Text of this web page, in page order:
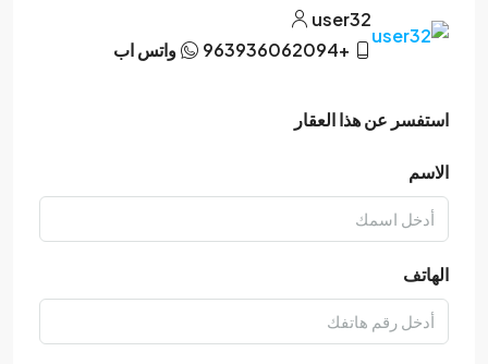
user32
+963936062094
واتس اب
استفسر عن هذا العقار
الاسم
الهاتف